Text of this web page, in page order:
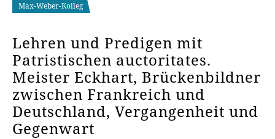
Max-Weber-Kolleg
Lehren und Predigen mit
Patristischen auctoritates.
Meister Eckhart, Brückenbildner
zwischen Frankreich und
Deutschland, Vergangenheit und
Gegenwart